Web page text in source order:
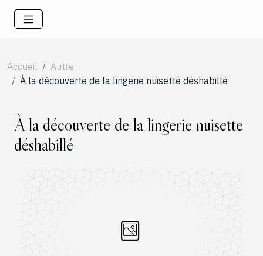
Accueil
Autre
À la découverte de la lingerie nuisette déshabillé
À la découverte de la lingerie nuisette
déshabillé